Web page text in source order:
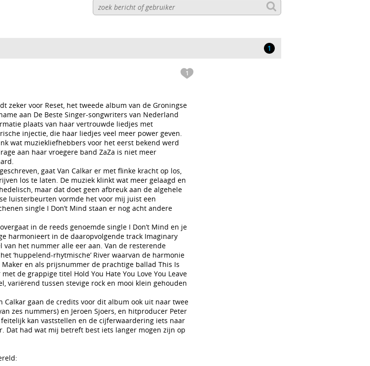
1
1
zeker voor Reset, het tweede album van de Groningse
aan De Beste Singer-songwriters van Nederland
plaats van haar vertrouwde liedjes met
injectie, die haar liedjes veel meer power geven.
wat muziekliefhebbers voor het eerst bekend werd
aan haar vroegere band ZaZa is niet meer
gaat Van Calkar er met flinke kracht op los,
los te laten. De muziek klinkt wat meer gelaagd en
maar dat doet geen afbreuk aan de algehele
luisterbeurten vormde het voor mij juist een
single I Don’t Mind staan er nog acht andere
in de reeds genoemde single I Don’t Mind en je
harmonieert in de daaropvolgende track Imaginary
het nummer alle eer aan. Van de resterende
‘huppelend-rhytmische’ River waarvan de harmonie
en als prijsnummer de prachtige ballad This Is
de grappige titel Hold You Hate You Love You Leave
variërend tussen stevige rock en mooi klein gehouden
gaan de credits voor dit album ook uit naar twee
zes nummers) en Jeroen Sjoers, en hitproducer Peter
kan vaststellen en de cijferwaardering iets naar
Dat had wat mij betreft best iets langer mogen zijn op